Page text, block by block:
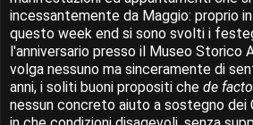
incessantemente da Maggio: proprio
questo week end si sono svolti i
l'anniversario presso il Museo Storico
volga nessuno ma sinceramente di
anni, i soliti buoni propositi che de facto
nessun concreto aiuto a sostegno dei